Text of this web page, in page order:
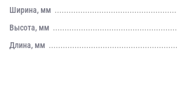
Ширина, мм
Высота, мм
Длина, мм